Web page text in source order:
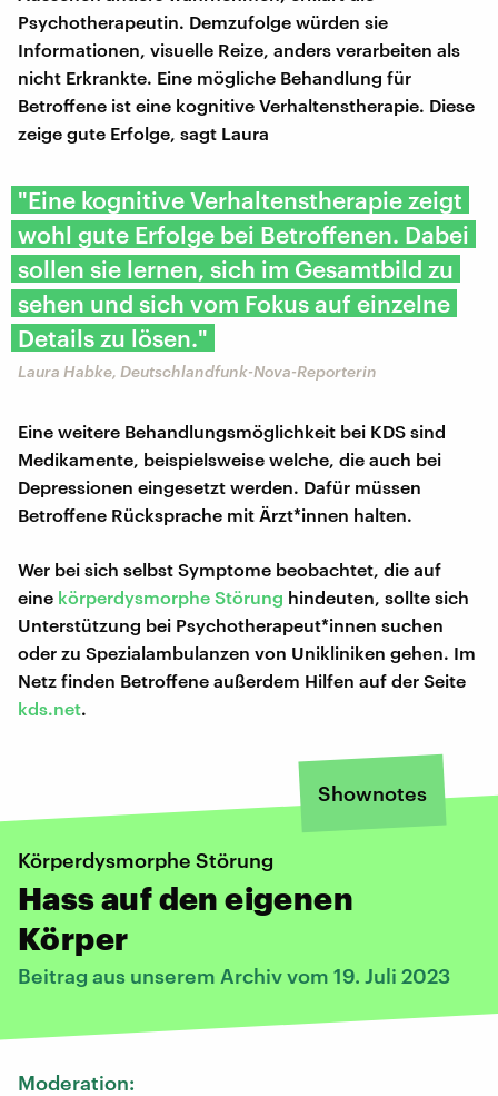
Psychotherapeutin. Demzufolge würden sie
Informationen, visuelle Reize, anders verarbeiten als
nicht Erkrankte. Eine mögliche Behandlung für
Betroffene ist eine kognitive Verhaltenstherapie. Diese
zeige gute Erfolge, sagt Laura
"Eine kognitive Verhaltenstherapie zeigt
wohl gute Erfolge bei Betroffenen. Dabei
sollen sie lernen, sich im Gesamtbild zu
sehen und sich vom Fokus auf einzelne
Details zu lösen."
Laura Habke, Deutschlandfunk-Nova-Reporterin
Eine weitere Behandlungsmöglichkeit bei KDS sind
Medikamente, beispielsweise welche, die auch bei
Depressionen eingesetzt werden. Dafür müssen
Betroffene Rücksprache mit Ärzt*innen halten.
Wer bei sich selbst Symptome beobachtet, die auf
eine körperdysmorphe Störung hindeuten, sollte sich
Unterstützung bei Psychotherapeut*innen suchen
oder zu Spezialambulanzen von Unikliniken gehen. Im
Netz finden Betroffene außerdem Hilfen auf der Seite
kds.net.
Shownotes
Körperdysmorphe Störung
Hass auf den eigenen
Körper
Beitrag aus unserem Archiv vom 19. Juli 2023
Moderation: